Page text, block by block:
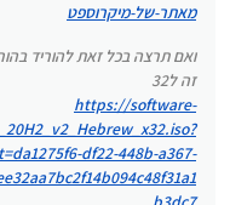
מאתר-של-מיקרוספט
ואם תרצה בכל זאת להוריד
זה ל32
https://software-
t=da1275f6-df22-448b-a367-